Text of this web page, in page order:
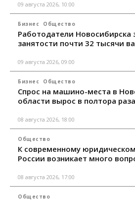
09 августа 2026, 10:00
Бизнес Общество
Работодатели Новосибирска
занятости почти 32 тысячи
09 августа 2026, 09:00
Бизнес Общество
Спрос на машино-места в
области вырос в полтора раза
08 августа 2026, 18:00
Общество
К современному
России возникает много
08 августа 2026, 17:00
Общество